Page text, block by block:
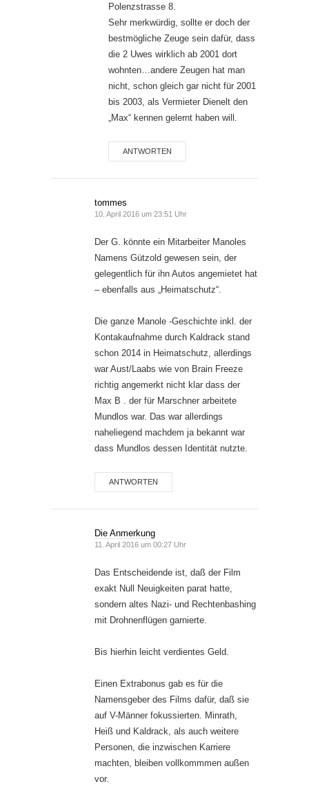
Polenzstrasse 8.
Sehr merkwürdig, sollte er doch der
bestmögliche Zeuge sein dafür, dass
die 2 Uwes wirklich ab 2001 dort
wohnten…andere Zeugen hat man
nicht, schon gleich gar nicht für 2001
bis 2003, als Vermieter Dienelt den
„Max“ kennen gelernt haben will.
ANTWORTEN
tommes
10. April 2016 um 23:51 Uhr
Der G. könnte ein Mitarbeiter Manoles
Namens Gützold gewesen sein, der
gelegentlich für ihn Autos angemietet hat
– ebenfalls aus „Heimatschutz“.
Die ganze Manole -Geschichte inkl. der
Kontakaufnahme durch Kaldrack stand
schon 2014 in Heimatschutz, allerdings
war Aust/Laabs wie von Brain Freeze
richtig angemerkt nicht klar dass der
Max B . der für Marschner arbeitete
Mundlos war. Das war allerdings
naheliegend machdem ja bekannt war
dass Mundlos dessen Identität nutzte.
ANTWORTEN
Die Anmerkung
11. April 2016 um 00:27 Uhr
Das Entscheidende ist, daß der Film
exakt Null Neuigkeiten parat hatte,
sondern altes Nazi- und Rechtenbashing
mit Drohnenflügen garnierte.
Bis hierhin leicht verdientes Geld.
Einen Extrabonus gab es für die
Namensgeber des Films dafür, daß sie
auf V-Männer fokussierten. Minrath,
Heiß und Kaldrack, als auch weitere
Personen, die inzwischen Karriere
machten, bleiben vollkommmen außen
vor.